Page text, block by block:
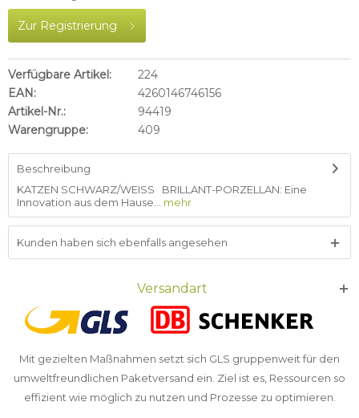
Zur Registrierung
Verfügbare Artikel:
224
EAN:
4260146746156
Artikel-Nr.:
94419
Warengruppe:
409
Beschreibung
KATZEN SCHWARZ/WEISS BRILLANT-PORZELLAN: Eine
Innovation aus dem Hause...
mehr
Kunden haben sich ebenfalls angesehen
Versandart
Mit gezielten Maßnahmen setzt sich GLS gruppenweit für den
umweltfreundlichen Paketversand ein. Ziel ist es, Ressourcen so
effizient wie möglich zu nutzen und Prozesse zu optimieren.